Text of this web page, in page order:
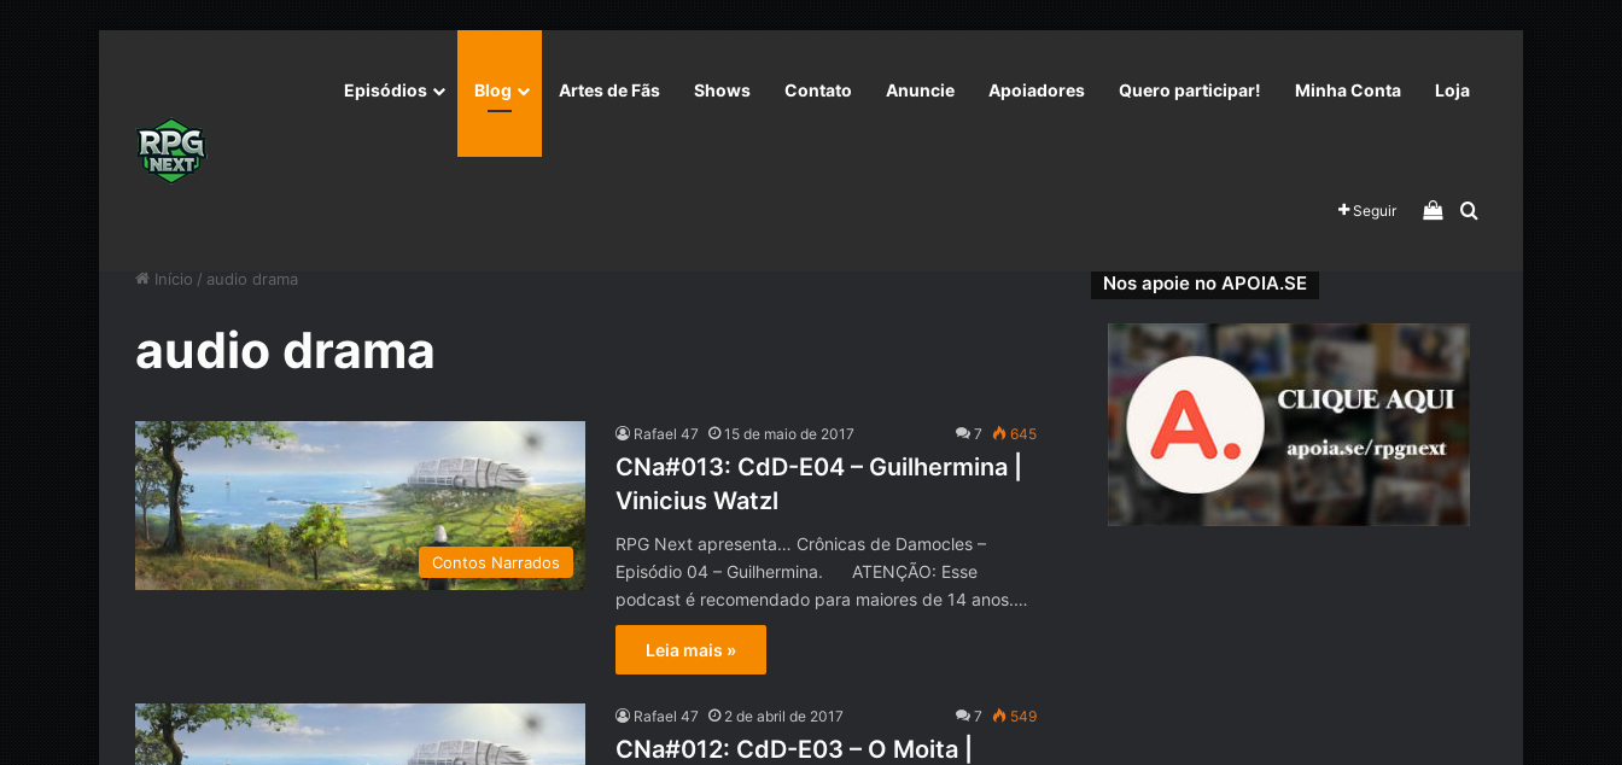
Episódios Blog Artes de Fãs Shows Contato Anuncie Apoiadores Quero participar! Minha Conta Loja
Seguir Veja seu carrinho
Procurar por
Início / audio drama
audio drama
Contos Narrados
Rafael 47 15 de maio de 2017 7 645
CNa#013: CdD-E04 – Guilhermina |
Vinicius Watzl
RPG Next apresenta… Crônicas de Damocles –
Episódio 04 – Guilhermina. ATENÇÃO: Esse
podcast é recomendado para maiores de 14 anos.…
Leia mais »
Rafael 47 2 de abril de 2017 7 549
CNa#012: CdD-E03 – O Moita |
Nos apoie no APOIA.SE